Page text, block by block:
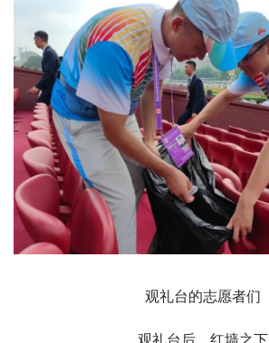
观礼台的志愿者们
观礼台后、红墙之下